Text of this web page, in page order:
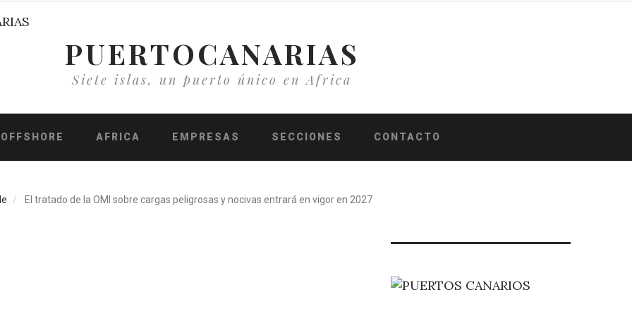
PUERTOCANARIAS
Siete islas, un puerto único en Africa
OFFSHORE AFRICA EMPRESAS SECCIONES CONTACTO
El tratado de la OMI sobre cargas peligrosas y nocivas entrará en vigor en 2027